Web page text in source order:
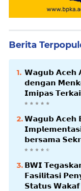
Berita
𝗪𝗮𝗴𝘂𝗯 𝗔𝗰𝗲𝗵
𝗱𝗲𝗻𝗴𝗮𝗻
𝗜𝗺𝗶𝗽𝗮𝘀
𝗕𝗹𝗮𝗻𝗴𝗽𝗮𝗱𝗮𝗻𝗴
𝗪𝗮𝗴𝘂𝗯 𝗔𝗰𝗲𝗵
𝗯𝗲𝗿𝘀𝗮𝗺𝗮
𝗕𝗪𝗜
𝗙𝗮𝘀𝗶𝗹𝗶𝘁𝗮𝘀𝗶
𝗦𝘁𝗮𝘁𝘂𝘀